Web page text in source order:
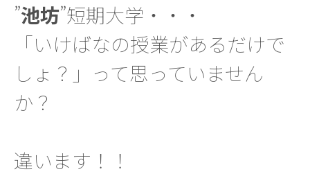
”池坊”短期大学・・・
「いけばなの授業があるだけで
しょ？」って思っていません
か？
違います！！